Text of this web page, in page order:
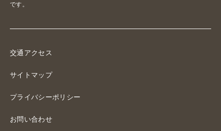
です。
交通アクセス
サイトマップ
プライバシーポリシー
お問い合わせ